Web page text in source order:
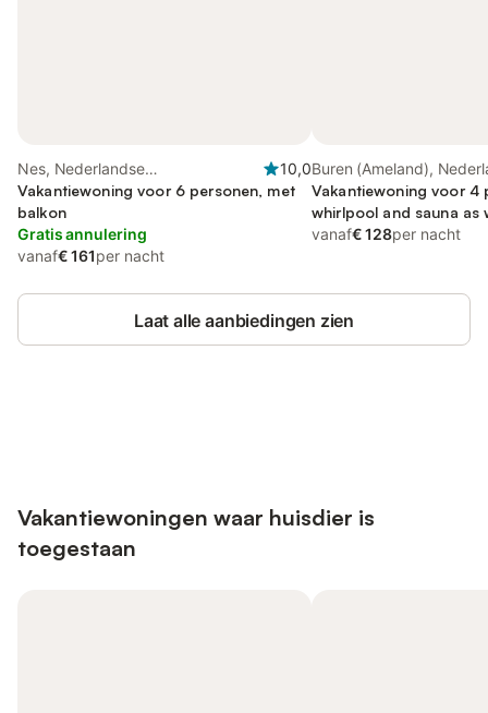
Nes, Nederlandse
waddeneilanden
10,0
Vakantiewoning voor 6 personen, met
balkon
Gratis annulering
vanaf€ 161per nacht
Buren (Ameland),
waddeneilanden
Vakantiewoning voor 4
whirlpool and sauna as
balkon/terras and
vanaf€ 128per nacht
Laat alle aanbiedingen zien
Vakantiewoningen waar huisdier is
toegestaan